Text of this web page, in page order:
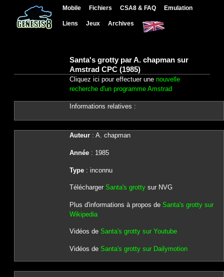
Mobile Fichiers CSA8 & FAQ Emulation
Liens Jeux Archives
Santa's grotty par A. chapman sur
Amstrad CPC (1985)
Cliquez ici pour effectuer une nouvelle
recherche d'un programme Amstrad
Informations relatives :
Auteur: A. chapman
Année: 1985
Type: inconnu
Télécharger Santa's grottysur NVG
Plus d'informations à propos de Santa's grotty sur
Wikipedia
Vidéos de Santa's grotty sur Youtube
Vidéos de Santa's grotty sur Dailymotion